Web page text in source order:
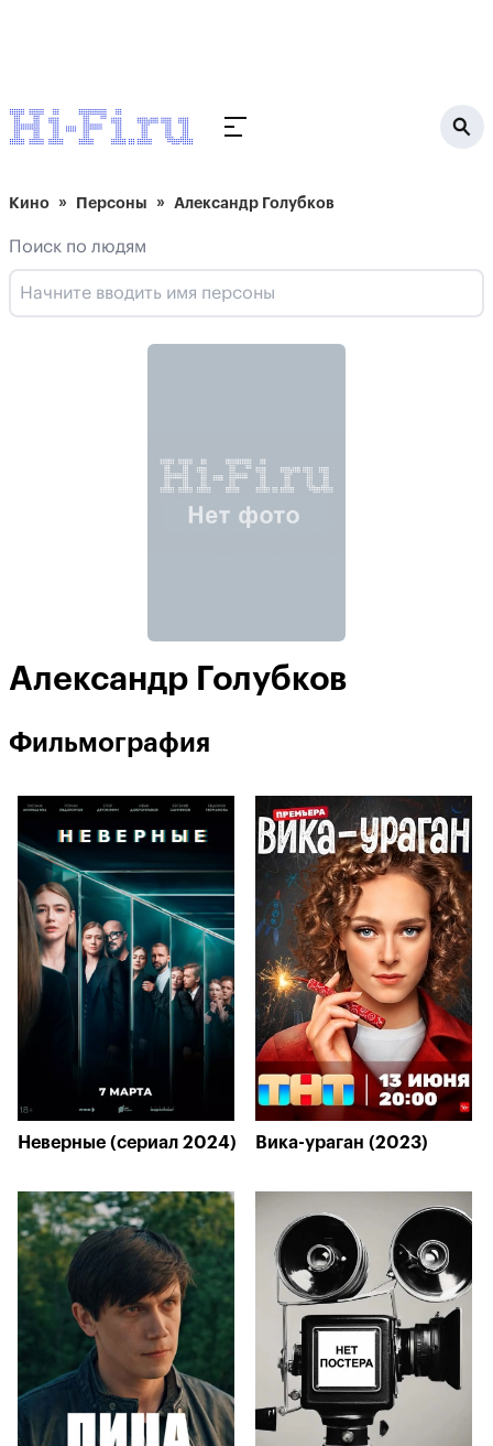
Кино Персоны Александр Голубков
Поиск по людям
Александр Голубков
Фильмография
Неверные (сериал 2024) Вика-ураган (2023)